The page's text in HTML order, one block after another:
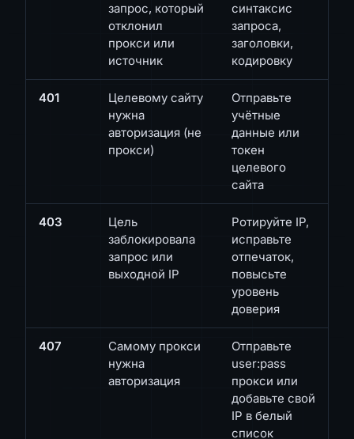
запрос, который
отклонил
прокси или
источник
синтаксис
запроса,
заголовки,
кодировку
401
Целевому сайту
нужна
авторизация (не
прокси)
Отправьте
учётные
данные или
токен
целевого
сайта
403
Цель
заблокировала
запрос или
выходной IP
Ротируйте IP,
исправьте
отпечаток,
повысьте
уровень
доверия
407
Самому прокси
нужна
авторизация
Отправьте
user:pass
прокси или
добавьте свой
IP в белый
список